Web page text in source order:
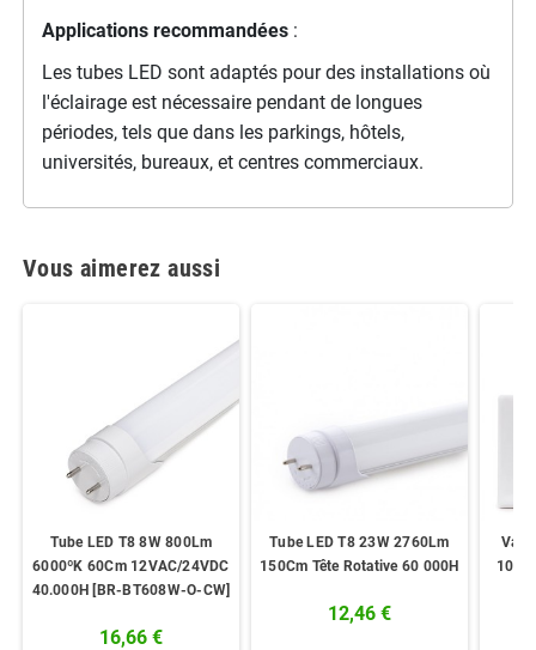
Applications recommandées:
Les tubes LED sont adaptés pour des installations où
l'éclairage est nécessaire pendant de longues
périodes, tels que dans les parkings, hôtels,
universités, bureaux, et centres commerciaux.
Vous aimerez aussi
Tube LED T8 8W 800Lm
6000ºK 60Cm 12VAC/24VDC
40.000H [BR-BT608W-O-CW]
16,66 €
Tube LED T8 23W 2760Lm
150Cm Tête Rotative 60 000H
12,46 €